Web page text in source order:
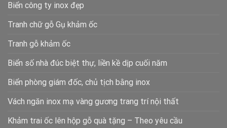
Biển công ty inox đẹp
Tranh chữ gỗ Gụ khảm ốc
Tranh gỗ khảm ốc
Biển số nhà đúc biệt thự, liền kề dịp cuối năm
Biển phòng giám đốc, chủ tịch bằng inox
Vách ngăn inox mạ vàng gương trang trí nội thất
Khảm trai ốc lên hộp gỗ quà tặng – Theo yêu cầu